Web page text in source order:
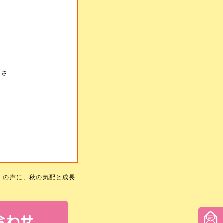
の声に、秋の気配と成長